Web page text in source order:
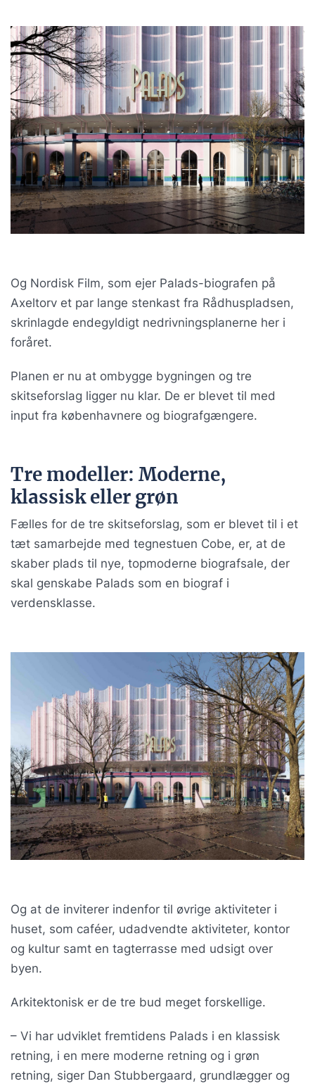
Og Nordisk Film, som ejer Palads-biografen på
Axeltorv et par lange stenkast fra Rådhuspladsen,
skrinlagde endegyldigt nedrivningsplanerne her i
foråret.
Planen er nu at ombygge bygningen og tre
skitseforslag ligger nu klar. De er blevet til med
input fra københavnere og biografgængere.
Tre modeller: Moderne,
klassisk eller grøn
Fælles for de tre skitseforslag, som er blevet til i et
tæt samarbejde med tegnestuen Cobe, er, at de
skaber plads til nye, topmoderne biografsale, der
skal genskabe Palads som en biograf i
verdensklasse.
Og at de inviterer indenfor til øvrige aktiviteter i
huset, som caféer, udadvendte aktiviteter, kontor
og kultur samt en tagterrasse med udsigt over
byen.
Arkitektonisk er de tre bud meget forskellige.
– Vi har udviklet fremtidens Palads i en klassisk
retning, i en mere moderne retning og i grøn
retning, siger Dan Stubbergaard, grundlægger og